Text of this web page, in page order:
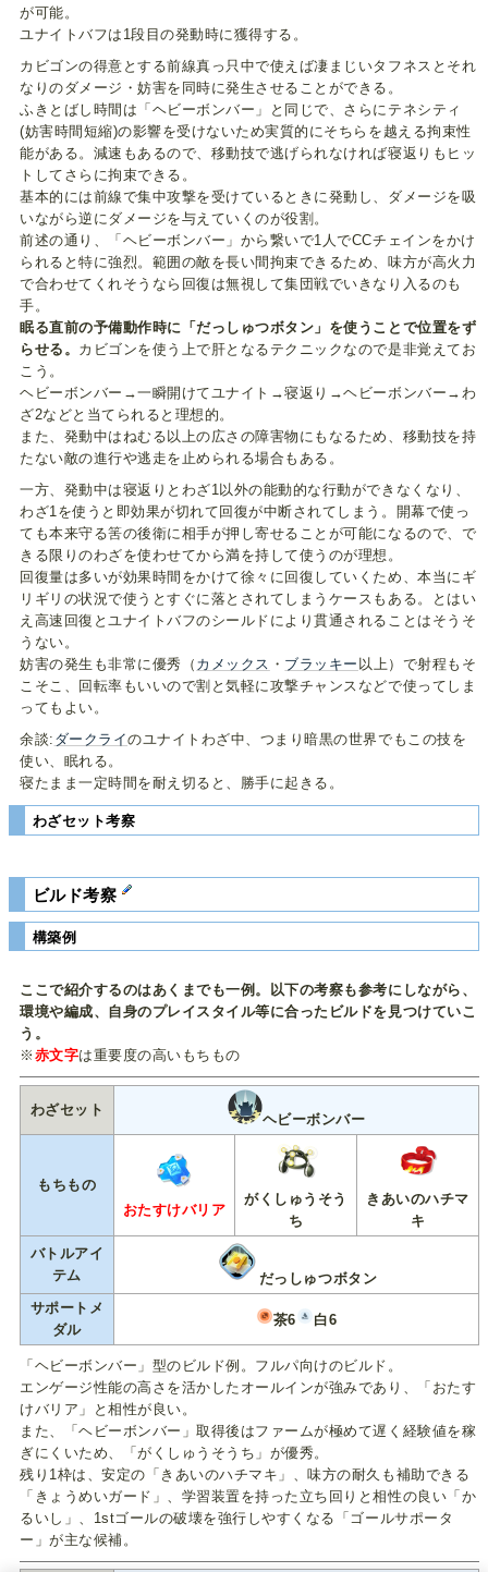
が可能。
ユナイトバフは1段目の発動時に獲得する。
カビゴンの得意とする前線真っ只中で使えば凄まじいタフネスとそれ
なりのダメージ・妨害を同時に発生させることができる。
ふきとばし時間は「ヘビーボンバー」と同じで、さらにテネシティ
(妨害時間短縮)の影響を受けないため実質的にそちらを越える拘束性
能がある。減速もあるので、移動技で逃げられなければ寝返りもヒッ
トしてさらに拘束できる。
基本的には前線で集中攻撃を受けているときに発動し、ダメージを吸
いながら逆にダメージを与えていくのが役割。
前述の通り、「ヘビーボンバー」から繋いで1人でCCチェインをかけ
られると特に強烈。範囲の敵を長い間拘束できるため、味方が高火力
で合わせてくれそうなら回復は無視して集団戦でいきなり入るのも
手。
眠る直前の予備動作時に「だっしゅつボタン」を使うことで位置をず
らせる。 カビゴンを使う上で肝となるテクニックなので是非覚えてお
こう。
ヘビーボンバー→一瞬開けてユナイト→寝返り→ヘビーボンバー→わ
ざ2などと当てられると理想的。
また、発動中はねむる以上の広さの障害物にもなるため、移動技を持
たない敵の進行や逃走を止められる場合もある。
一方、発動中は寝返りとわざ1以外の能動的な行動ができなくなり、
わざ1を使うと即効果が切れて回復が中断されてしまう。開幕で使っ
ても本来守る筈の後衛に相手が押し寄せることが可能になるので、で
きる限りのわざを使わせてから満を持して使うのが理想。
回復量は多いが効果時間をかけて徐々に回復していくため、本当にギ
リギリの状況で使うとすぐに落とされてしまうケースもある。とはい
え高速回復とユナイトバフのシールドにより貫通されることはそうそ
うない。
妨害の発生も非常に優秀（ カメックス ・ ブラッキー 以上）で射程もそ
こそこ、回転率もいいので割と気軽に攻撃チャンスなどで使ってしま
ってもよい。
余談: ダークライのユナイトわざ中、つまり暗黒の世界でもこの技を
使い、眠れる。
寝たまま一定時間を耐え切ると、勝手に起きる。
わざセット考察
ビルド考察
構築例
ここで紹介するのはあくまでも一例。以下の考察も参考にしながら、
環境や編成、自身のプレイスタイル等に合ったビルドを見つけていこ
う。
※ 赤文字は重要度の高いもちもの
わざセット
ヘビーボンバー
もちもの
おたすけバリア
がくしゅうそう
ち
きあいのハチマ
キ
バトルアイ
テム
だっしゅつボタン
サポートメ
ダル
茶6 白6
「ヘビーボンバー」型のビルド例。フルパ向けのビルド。
エンゲージ性能の高さを活かしたオールインが強みであり、「おたす
けバリア」と相性が良い。
また、「ヘビーボンバー」取得後はファームが極めて遅く経験値を稼
ぎにくいため、「がくしゅうそうち」が優秀。
残り1枠は、安定の「きあいのハチマキ」、味方の耐久も補助できる
「きょうめいガード」、学習装置を持った立ち回りと相性の良い「か
るいし」、1stゴールの破壊を強行しやすくなる「ゴールサポータ
ー」が主な候補。